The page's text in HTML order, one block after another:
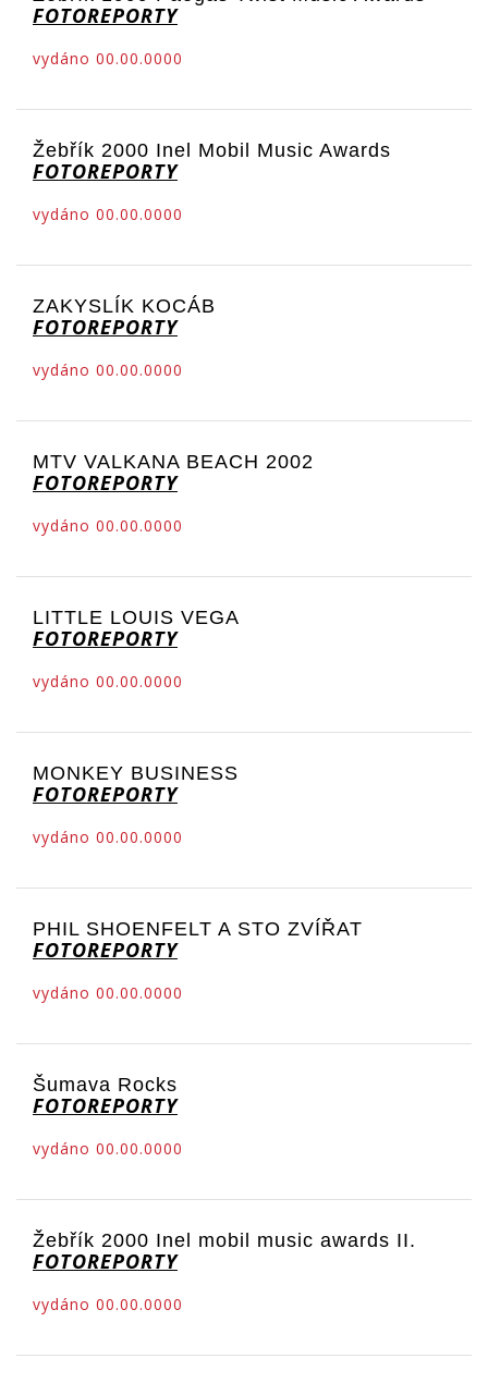
FOTOREPORTY
vydáno 00.00.0000
Žebřík 2000 Inel Mobil Music Awards
FOTOREPORTY
vydáno 00.00.0000
ZAKYSLÍK KOCÁB
FOTOREPORTY
vydáno 00.00.0000
MTV VALKANA BEACH 2002
FOTOREPORTY
vydáno 00.00.0000
LITTLE LOUIS VEGA
FOTOREPORTY
vydáno 00.00.0000
MONKEY BUSINESS
FOTOREPORTY
vydáno 00.00.0000
PHIL SHOENFELT A STO ZVÍŘAT
FOTOREPORTY
vydáno 00.00.0000
Šumava Rocks
FOTOREPORTY
vydáno 00.00.0000
Žebřík 2000 Inel mobil music awards II.
FOTOREPORTY
vydáno 00.00.0000